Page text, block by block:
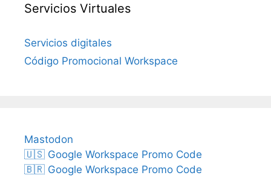
Servicios Virtuales
Servicios digitales
Código Promocional Workspace
Mastodon
🇺🇸 Google Workspace Promo Code
🇧🇷 Google Workspace Promo Code